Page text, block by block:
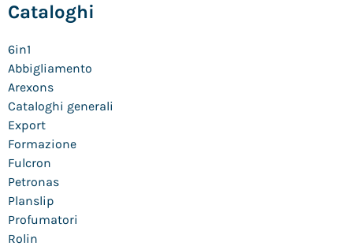
Cataloghi
6in1
Abbigliamento
Arexons
Cataloghi generali
Export
Formazione
Fulcron
Petronas
Planslip
Profumatori
Rolin